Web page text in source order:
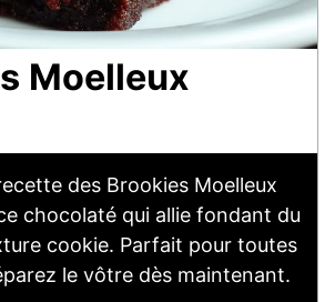
Moelleux
des Brookies Moelleux
chocolaté qui allie fondant du
cookie. Parfait pour toutes
le vôtre dès maintenant.